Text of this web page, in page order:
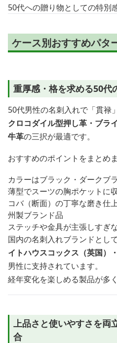
50代への贈り物としての特別
ケース別おすすめパタ
重厚感・格を求める50代
50代男性の名刺入れで「貫禄
クロコダイル型押し革・ブラ
牛革の三択が最適です。
おすすめのポイントをまとめま
カラーはブラック・ダークブ
薄型でスーツの胸ポケットに
コバ（断面）の丁寧な磨き仕
州製ブランド品
ステッチや金具が主張しすぎ
国内の名刺入れブランドとして
イトハウスコックス（英国）
男性に支持されています。
経年変化を楽しめる製品が多
上品さと使いやすさを
合